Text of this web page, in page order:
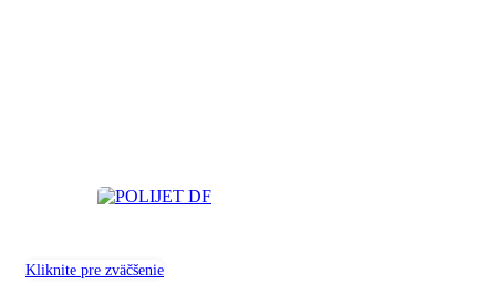
Kliknite pre zväčšenie